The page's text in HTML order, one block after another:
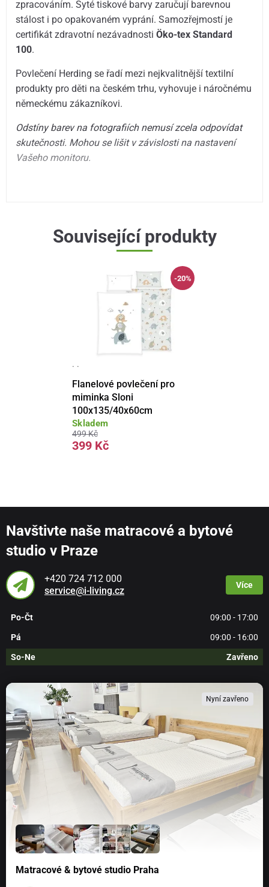
zpracováním. Syté tiskové barvy zaručují barevnou
stálost i po opakovaném vyprání. Samozřejmostí je
certifikát zdravotní nezávadnostiÖko-tex Standard
100.
Povlečení Herding se řadí mezi nejkvalitnější textilní
produkty pro děti na českém trhu, vyhovuje i náročnému
německému zákazníkovi.
Odstíny barev na fotografiích nemusí zcela odpovídat
skutečnosti. Mohou se lišit v závislosti na nastavení
Vašeho monitoru.
Související produkty
-20%
· ·
Flanelové povlečení pro
miminka Sloni
100x135/40x60cm
Skladem
499 Kč
399 Kč
Navštivte naše matracové a bytové
studio v Praze
+420 724 712 000
service@i-living.cz
Více
Po-Čt 09:00 - 17:00
Pá 09:00 - 16:00
So-Ne Zavřeno
Nyní zavřeno
Matracové & bytové studio Praha